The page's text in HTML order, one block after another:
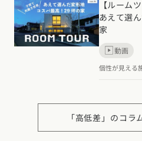
【ルーム
あえて選
家
動画
個性が見える
「高低差」のコラ